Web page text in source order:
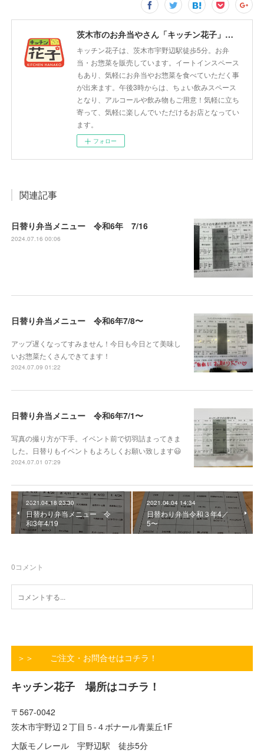
茨木市のお弁当やさん「キッチン花子」ちょい飲みスペース「サウス」
キッチン花子は、茨木市宇野辺駅徒歩5分。お弁
当・お惣菜を販売しています。イートインスペース
もあり、気軽にお弁当やお惣菜を食べていただく事
が出来ます。午後3時からは、ちょい飲みスペース
となり、アルコールや飲み物もご用意！気軽に立ち
寄って、気軽に楽しんでいただけるお店となってい
ます。
フォロー
関連記事
日替り弁当メニュー 令和6年 7/16
2024.07.16 00:06
日替り弁当メニュー 令和6年7/8〜
アップ遅くなってすみません！今日も今日とて美味し
いお惣菜たくさんできてます！
2024.07.09 01:22
日替り弁当メニュー 令和6年7/1〜
写真の撮り方が下手。イベント前で切羽詰まってきま
した。日替りもイベントもよろしくお願い致します😃
2024.07.01 07:29
2021.04.18 23:30
日替わり弁当メニュー 令
和3年4/19
2021.04.04 14:34
日替わり弁当令和３年4／
5〜
0コメント
＞＞ ご注文・お問合せはコチラ！
キッチン花子 場所はコチラ！
〒567-0042
茨木市宇野辺２丁目５-４ボナール青葉丘1F
大阪モノレール 宇野辺駅 徒歩5分